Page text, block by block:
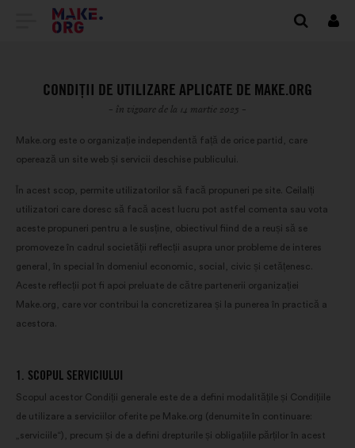
DIRECȚIONARE
PRIMA
PAGINĂ
A
ULUI
MAKE.ORG
CONDIȚII DE UTILIZARE APLICATE DE MAKE.ORG
- în vigoare de la 14 martie 2023 -
Make.org este o organizație independentă față de orice partid, care
operează un site web și servicii deschise publicului.
În acest scop, permite utilizatorilor să facă propuneri pe site. Ceilalți
utilizatori care doresc să facă acest lucru pot astfel comenta sau vota
aceste propuneri pentru a le susține, obiectivul fiind de a reuși să se
promoveze în cadrul societății reflecții asupra unor probleme de interes
general, în special în domeniul economic, social, civic și cetățenesc.
Aceste reflecții pot fi apoi preluate de către partenerii organizației
Make.org, care vor contribui la concretizarea și la punerea în practică a
acestora.
1. SCOPUL SERVICIULUI
Scopul acestor Condiții generale este de a defini modalitățile și Condițiile
de utilizare a serviciilor oferite pe Make.org (denumite în continuare:
„serviciile“), precum și de a defini drepturile și obligațiile părților în acest